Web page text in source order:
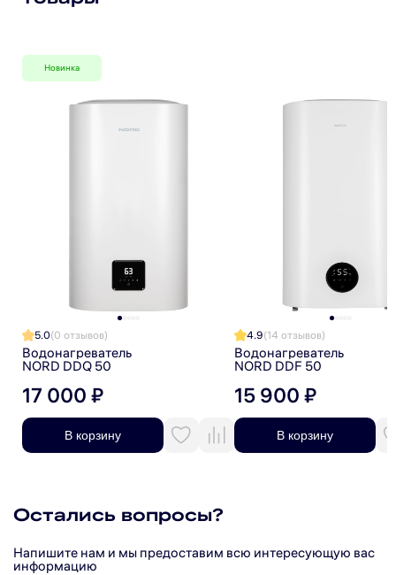
Новинка
5.0(0 отзывов)
Водонагреватель
NORD DDQ 50
17 000 ₽
В корзину
4.9(14 отзывов)
Водонагреватель
NORD DDF 50
15 900 ₽
В корзину
Остались вопросы?
Напишите нам и мы предоставим всю интересующую вас
информацию
Я даю согласие на получение рекламной рассылки